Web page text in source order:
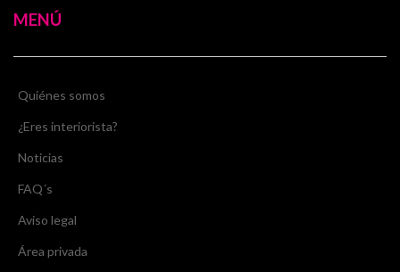
MENÚ
Quiénes somos
¿Eres interiorista?
Noticias
FAQ´s
Aviso legal
Área privada